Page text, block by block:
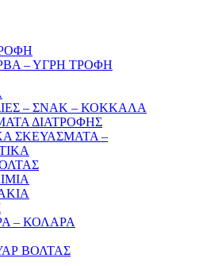
– ΥΓΡΗ ΤΡΟΦΗ
– ΣΝΑΚ – ΚΟΚΚΑΛΑ
ΔΙΑΤΡΟΦΗΣ
ΣΚΕΥΑΣΜΑΤΑ –
– ΚΟΛΑΡΑ
ΒΟΛΤΑΣ